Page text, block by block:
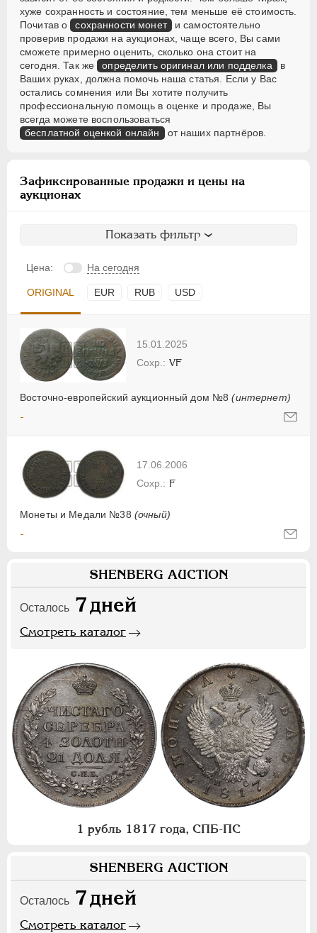
хуже сохранность и состояние, тем меньше её стоимость.
Почитав о сохранности монет и самостоятельно
проверив продажи на аукционах, чаще всего, Вы сами
сможете примерно оценить, сколько она стоит на
сегодня. Так же определить оригинал или подделка в
Ваших руках, должна помочь наша статья. Если у Вас
остались сомнения или Вы хотите получить
профессиональную помощь в оценке и продаже, Вы
всегда можете воспользоваться
бесплатной оценкой онлайн от наших партнёров.
Зафиксированные продажи и цены на
аукционах
Показать фильтр
Цена: На сегодня
ORIGINAL EUR RUB USD
15.01.2025
Восточно-европейский аукционный дом №8(интернет)
VF
-
17.06.2006
Монеты и Медали №38 (очный)
F
-
SHENBERG AUCTION
Осталось 7дней
Смотреть каталог
1 рубль 1817 года, СПБ-ПС
SHENBERG AUCTION
Осталось 7дней
Смотреть каталог